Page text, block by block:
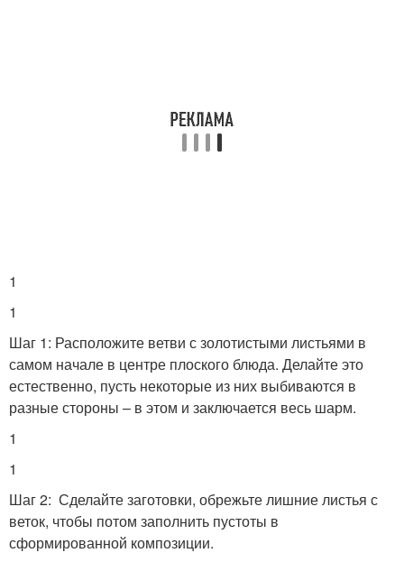
1
1
Шаг 1: Расположите ветви с золотистыми листьями в
самом начале в центре плоского блюда. Делайте это
естественно, пусть некоторые из них выбиваются в
разные стороны – в этом и заключается весь шарм.
1
1
Шаг 2: Сделайте заготовки, обрежьте лишние листья с
веток, чтобы потом заполнить пустоты в
сформированной композиции.